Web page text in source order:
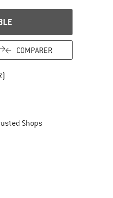
COMPARER
les informations de
ShopsTrouve toutes les